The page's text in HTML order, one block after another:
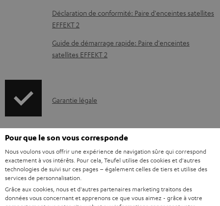
e
b
s
Déclaration de conformité: Paire d'enceintes satellites
EFFEKT 2
Guide de démarrage rapide: Paire d'enceintes
satellites EFFEKT 2
I
f
o
r
m
a
Garantie légale
é
t
a
Votre conseil d'achat personnalisé
(00)800 200 300 40
Lundi-vendredi de 09:00 à 17:00 ; fermé le samedi,
dimanche
et jours fériés.
Pour que le son vous corresponde
Nous voulons vous offrir une expérience de navigation sûre qui correspond
exactement à vos intérêts. Pour cela, Teufel utilise des cookies et d'autres
technologies de suivi sur ces pages – également celles de tiers et utilise des
services de personnalisation.
Grâce aux cookies, nous et d'autres partenaires marketing traitons des
données vous concernant et apprenons ce que vous aimez - grâce à votre